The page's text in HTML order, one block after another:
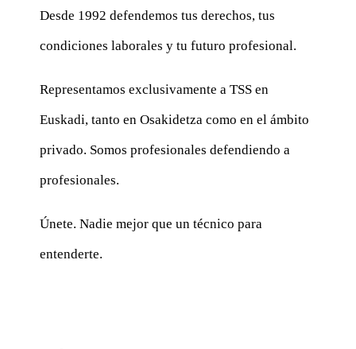
Desde 1992 defendemos tus derechos, tus
condiciones laborales y tu futuro profesional.
Representamos exclusivamente a TSS en
Euskadi, tanto en Osakidetza como en el ámbito
privado. Somos profesionales defendiendo a
profesionales.
Únete. Nadie mejor que un técnico para
entenderte.